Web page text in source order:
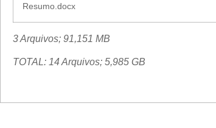
Resumo.docx
3 Arquivos; 91,151 MB
TOTAL: 14 Arquivos; 5,985 GB